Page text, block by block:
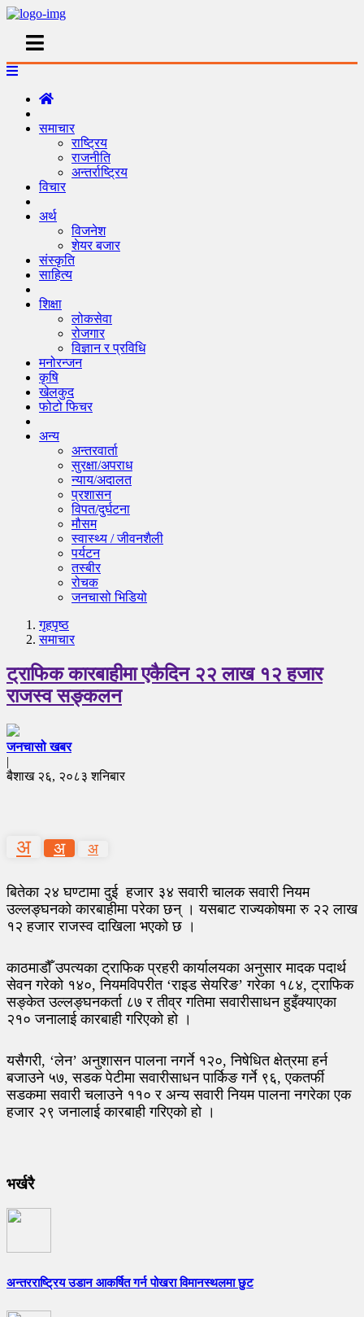
समाचार
राष्ट्रिय
राजनीति
अन्तर्राष्ट्रिय
विचार
अर्थ
विजनेश
शेयर बजार
संस्कृति
साहित्य
शिक्षा
लोकसेवा
रोजगार
विज्ञान र प्रविधि
मनोरन्जन
कृषि
खेलकुद
फोटो फिचर
अन्य
अन्तरवार्ता
सुरक्षा/अपराध
न्याय/अदालत
प्रशासन
विपत/दुर्घटना
मौसम
स्वास्थ्य / जीवनशैली
पर्यटन
तस्बीर
रोचक
जनचासो भिडियो
गृहपृष्‍ठ
समाचार
ट्राफिक कारबाहीमा एकैदिन २२ लाख १२ हजार
राजस्व सङ्कलन
जनचासो खबर
|
बैशाख २६, २०८३ शनिबार
अ अ अ
बितेका २४ घण्टामा दुई हजार ३४ सवारी चालक सवारी नियम
उल्लङ्घनको कारबाहीमा परेका छन् । यसबाट राज्यकोषमा रु २२ लाख
१२ हजार राजस्व दाखिला भएको छ ।
काठमाडौँ उपत्यका ट्राफिक प्रहरी कार्यालयका अनुसार मादक पदार्थ
सेवन गरेको १४०, नियमविपरीत ‘राइड सेयरिङ’ गरेका १८४, ट्राफिक
सङ्केत उल्लङ्घनकर्ता ८७ र तीव्र गतिमा सवारीसाधन हुइँक्याएका
२१० जनालाई कारबाही गरिएको हो ।
यसैगरी, ‘लेन’ अनुशासन पालना नगर्ने १२०, निषेधित क्षेत्रमा हर्न
बजाउने ५७, सडक पेटीमा सवारीसाधन पार्किङ गर्ने ९६, एकतर्फी
सडकमा सवारी चलाउने ११० र अन्य सवारी नियम पालना नगरेका एक
हजार २९ जनालाई कारबाही गरिएको हो ।
भर्खरै
अन्तरराष्ट्रिय उडान आकर्षित गर्न पोखरा विमानस्थलमा छुट